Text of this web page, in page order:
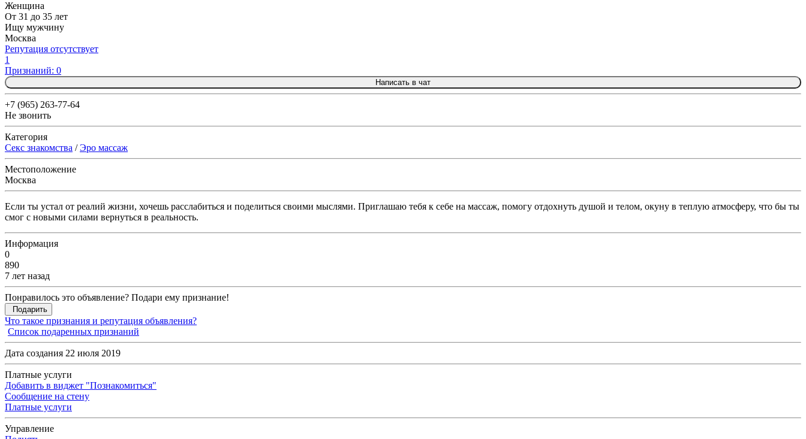
Женщина
От 31 до 35 лет
Ищу мужчину
Москва
Репутация отсутствует
1
Признаний: 0
Написать в чат
+7 (965) 263-77-64
Не звонить
Категория
Секс знакомства /Эро массаж
Местоположение
Москва
Если ты устал от реалий жизни, хочешь расслабиться и поделиться своими мыслями. Приглашаю тебя к себе на массаж, помогу отдохнуть душой и телом, окуну в теплую атмосферу, что бы ты
смог с новыми силами вернуться в реальность.
Информация
0
890
7 лет назад
Понравилось это объявление? Подари ему признание!
Подарить
Что такое признания и репутация объявления?
Список подаренных признаний
Дата создания 22 июля 2019
Платные услуги
Добавить в виджет "Познакомиться"
Сообщение на стену
Платные услуги
Управление